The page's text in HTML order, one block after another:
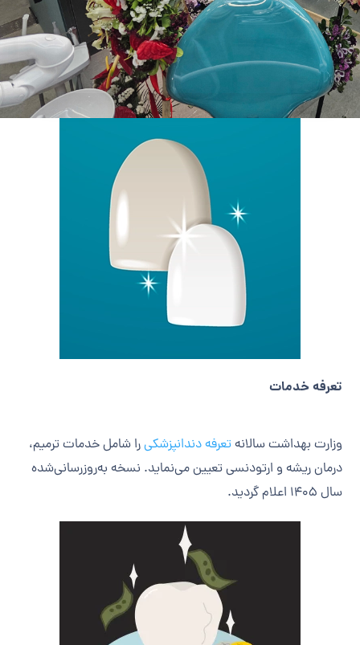
تعرفه خدمات
وزارت بهداشت سالانهتعرفه دندانپزشکیرا شامل خدمات ترمیم،
درمان ریشه و ارتودنسی تعیین می‌نماید. نسخه به‌روزرسانی‌شده
سال ۱۴۰۵ اعلام گردید.